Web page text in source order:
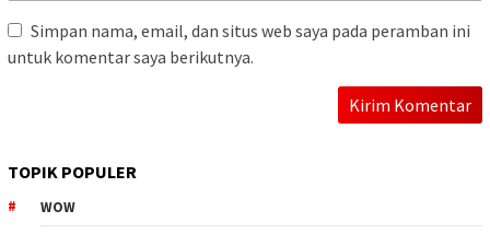
Simpan nama, email, dan situs web saya pada peramban ini
untuk komentar saya berikutnya.
TOPIK POPULER
WOW